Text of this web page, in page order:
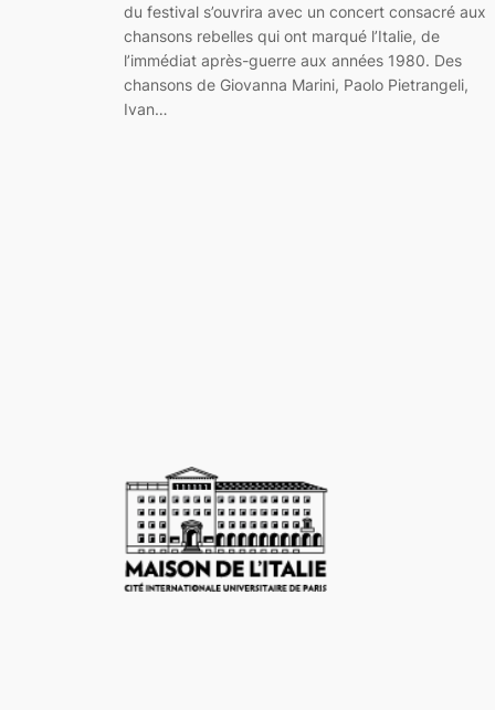
du festival s’ouvrira avec un concert consacré aux
chansons rebelles qui ont marqué l’Italie, de
l’immédiat après-guerre aux années 1980. Des
chansons de Giovanna Marini, Paolo Pietrangeli,
Ivan…